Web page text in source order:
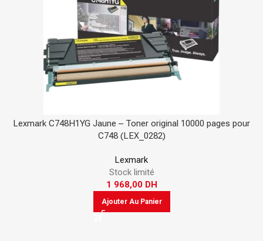
Lexmark C748H1YG Jaune – Toner original 10000 pages pour
C748 (LEX_0282)
Lexmark
Stock limité
1 968,00 DH
Ajouter Au Panier